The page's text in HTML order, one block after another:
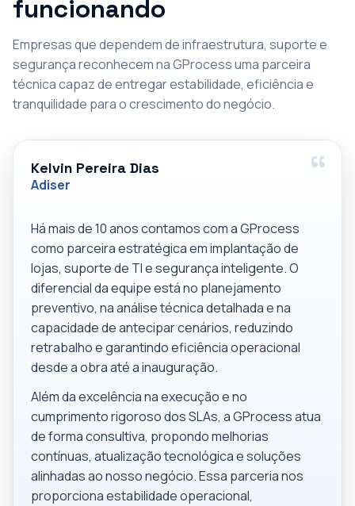
funcionando
Empresas que dependem de infraestrutura, suporte e
segurança reconhecem na GProcess uma parceira
técnica capaz de entregar estabilidade, eficiência e
tranquilidade para o crescimento do negócio.
Kelvin Pereira Dias
Adiser
Há mais de 10 anos contamos com a GProcess
como parceira estratégica em implantação de
lojas, suporte de TI e segurança inteligente. O
diferencial da equipe está no planejamento
preventivo, na análise técnica detalhada e na
capacidade de antecipar cenários, reduzindo
retrabalho e garantindo eficiência operacional
desde a obra até a inauguração.
Além da excelência na execução e no
cumprimento rigoroso dos SLAs, a GProcess atua
de forma consultiva, propondo melhorias
contínuas, atualização tecnológica e soluções
alinhadas ao nosso negócio. Essa parceria nos
proporciona estabilidade operacional,